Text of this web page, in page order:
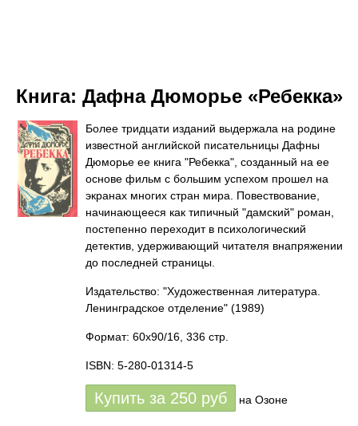
Книга: Дафна Дюморье «Ребекка»
Более тридцати изданий выдержала на родине
известной английской писательницы Дафны
Дюморье ее книга "Ребекка", созданный на ее
основе фильм с большим успехом прошел на
экранах многих стран мира. Повествование,
начинающееся как типичный "дамский" роман,
постепенно переходит в психологический
детектив, удерживающий читателя внапряжении
до последней страницы.
Издательство: "Художественная литература.
Ленинградское отделение" (1989)
Формат: 60x90/16, 336 стр.
ISBN: 5-280-01314-5
Купить за 250 руб на Озоне